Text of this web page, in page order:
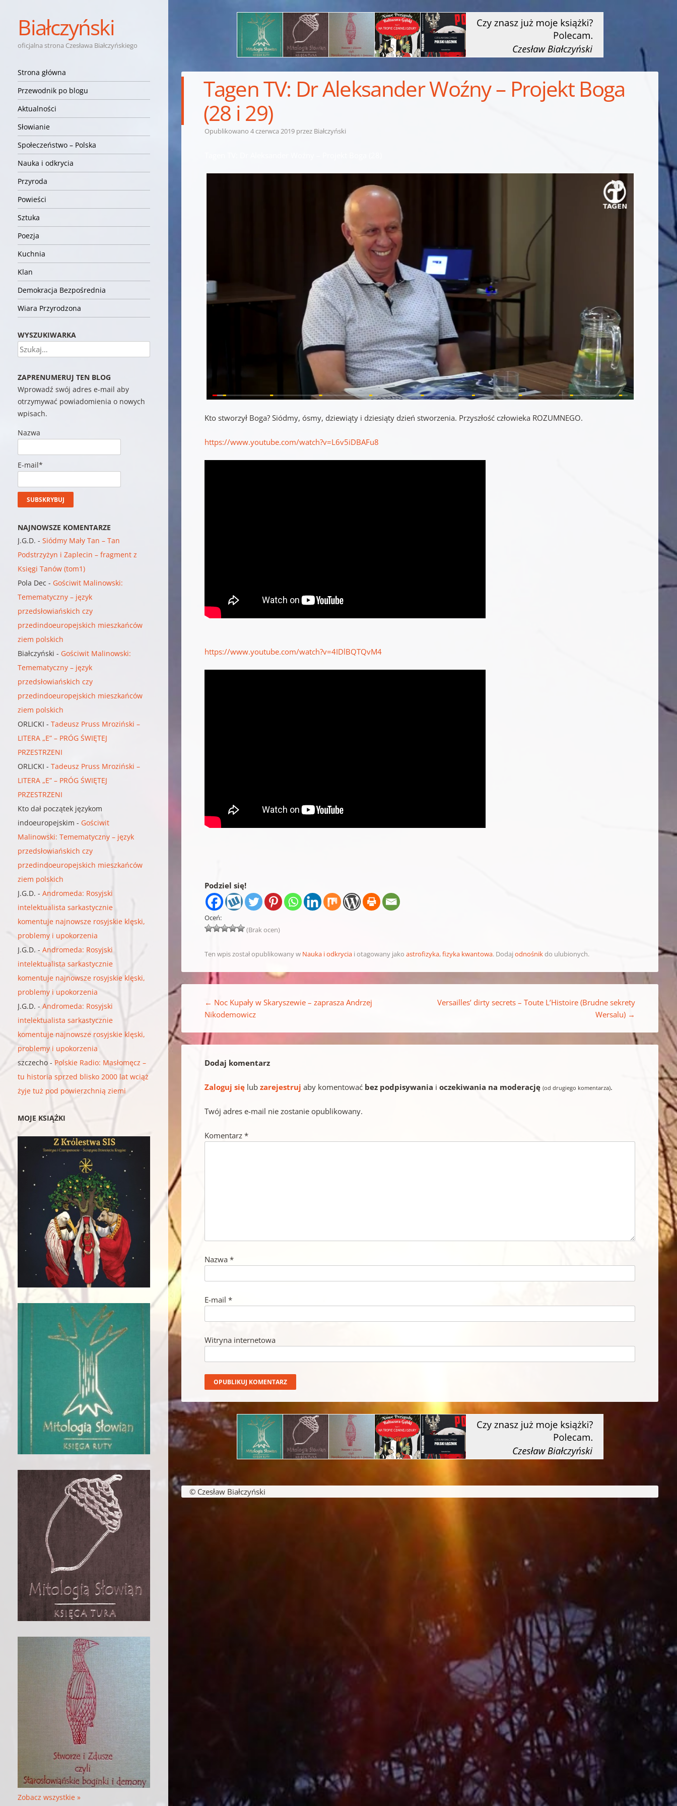
Białczyński
oficjalna strona Czesława Białczyńskiego
Nawigacja
Przejdź do treści
Strona główna
Przewodnik po blogu
Aktualności
Słowianie
Społeczeństwo – Polska
Nauka i odkrycia
Przyroda
Powieści
Sztuka
Poezja
Kuchnia
Klan
Demokracja Bezpośrednia
Wiara Przyrodzona
Tagen TV: Dr Aleksander Woźny – Projekt Boga
(28 i 29)
Opublikowano4 czerwca 2019 przez Białczyński
Kto stworzył Boga? Siódmy, ósmy, dziewiąty i dziesiąty dzień stworzenia. Przyszłość człowieka ROZUMNEGO.
https://www.youtube.com/watch?v=L6v5iDBAFu8
https://www.youtube.com/watch?v=4IDlBQTQvM4
Podziel się!
Oceń:
(Brak ocen)
Ten wpis został opublikowany w Nauka i odkrycia i otagowany jakoastrofizyka,fizyka kwantowa. Dodajodnośnikdo ulubionych.
← Noc Kupały w Skaryszewie – zaprasza Andrzej
Nikodemowicz
Versailles’ dirty secrets – Toute L’Histoire (Brudne sekrety
Wersalu) →
Dodaj komentarz
Zaloguj się lubzarejestruj aby komentować bez podpisywania ioczekiwania na moderację (od drugiego komentarza).
Twój adres e-mail nie zostanie opublikowany.
Komentarz*
Nazwa*
E-mail*
Witryna internetowa
WYSZUKIWARKA
Szukaj
ZAPRENUMERUJ TEN BLOG
Wprowadź swój adres e-mail aby
otrzymywać powiadomienia o nowych
wpisach.
Nazwa
E-mail*
NAJNOWSZE KOMENTARZE
J.G.D. -Siódmy Mały Tan – Tan
Podstrzyżyn i Zaplecin – fragment z
Księgi Tanów (tom1)
Pola Dec - Gościwit Malinowski:
Temematyczny – język
przedsłowiańskich czy
przedindoeuropejskich mieszkańców
ziem polskich
Białczyński - Gościwit Malinowski:
Temematyczny – język
przedsłowiańskich czy
przedindoeuropejskich mieszkańców
ziem polskich
ORLICKI -Tadeusz Pruss Mroziński –
LITERA „E” – PRÓG ŚWIĘTEJ
PRZESTRZENI
ORLICKI -Tadeusz Pruss Mroziński –
LITERA „E” – PRÓG ŚWIĘTEJ
PRZESTRZENI
Kto dał początek językom
indoeuropejskim - Gościwit
Malinowski: Temematyczny – język
przedsłowiańskich czy
przedindoeuropejskich mieszkańców
ziem polskich
J.G.D. -Andromeda: Rosyjski
intelektualista sarkastycznie
komentuje najnowsze rosyjskie klęski,
problemy i upokorzenia
J.G.D. -Andromeda: Rosyjski
intelektualista sarkastycznie
komentuje najnowsze rosyjskie klęski,
problemy i upokorzenia
J.G.D. -Andromeda: Rosyjski
intelektualista sarkastycznie
komentuje najnowsze rosyjskie klęski,
problemy i upokorzenia
szczecho - Polskie Radio: Masłomęcz –
tu historia sprzed blisko 2000 lat wciąż
żyje tuż pod powierzchnią ziemi
MOJE KSIĄŻKI
Zobacz wszystkie »
© Czesław Białczyński